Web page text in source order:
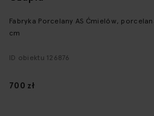
galerii
Fabryka Porcelany AS Ćmielów,
cm
ID obiektu 126876
700 zł